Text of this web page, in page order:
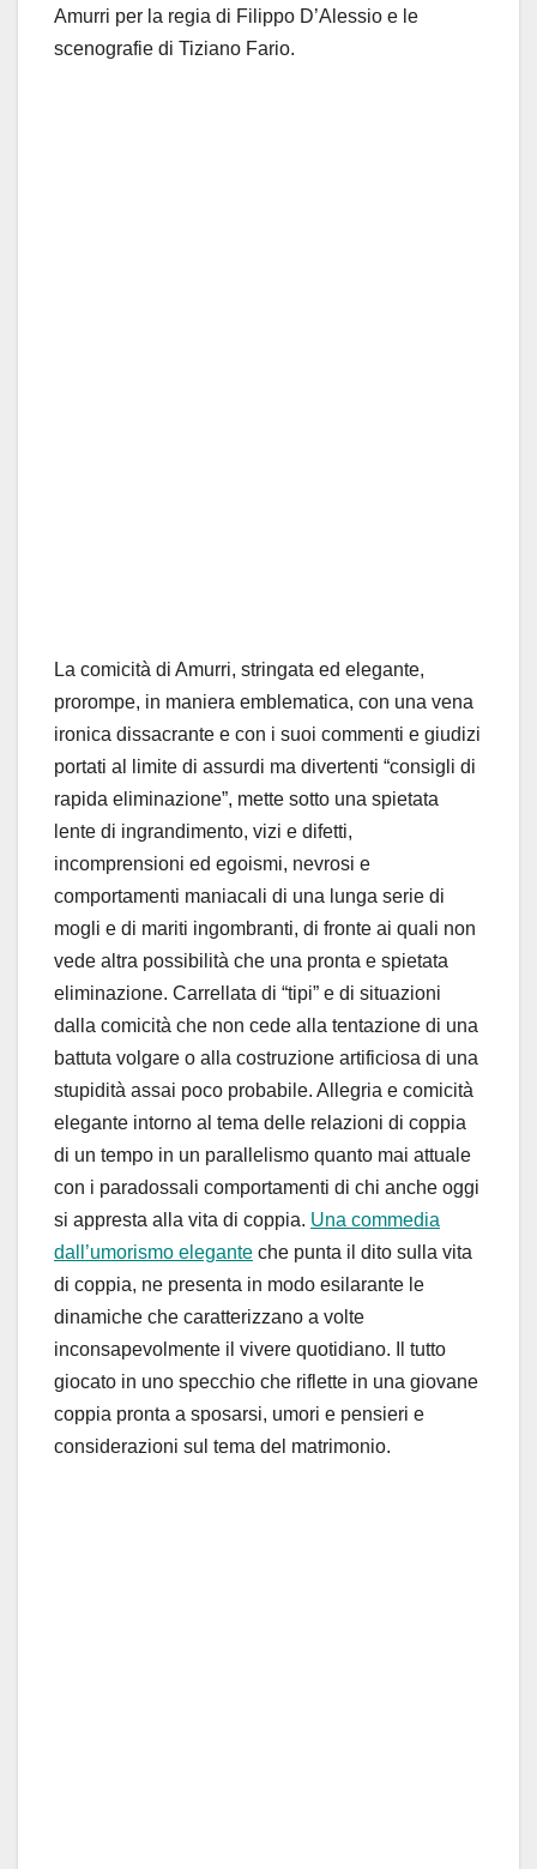
Amurri per la regia di Filippo D’Alessio e le
scenografie di Tiziano Fario.
La comicità di Amurri, stringata ed elegante,
prorompe, in maniera emblematica, con una vena
ironica dissacrante e con i suoi commenti e giudizi
portati al limite di assurdi ma divertenti “consigli di
rapida eliminazione”, mette sotto una spietata
lente di ingrandimento, vizi e difetti,
incomprensioni ed egoismi, nevrosi e
comportamenti maniacali di una lunga serie di
mogli e di mariti ingombranti, di fronte ai quali non
vede altra possibilità che una pronta e spietata
eliminazione. Carrellata di “tipi” e di situazioni
dalla comicità che non cede alla tentazione di una
battuta volgare o alla costruzione artificiosa di una
stupidità assai poco probabile. Allegria e comicità
elegante intorno al tema delle relazioni di coppia
di un tempo in un parallelismo quanto mai attuale
con i paradossali comportamenti di chi anche oggi
si appresta alla vita di coppia. Una commedia
dall’umorismo elegante che punta il dito sulla vita
di coppia, ne presenta in modo esilarante le
dinamiche che caratterizzano a volte
inconsapevolmente il vivere quotidiano. Il tutto
giocato in uno specchio che riflette in una giovane
coppia pronta a sposarsi, umori e pensieri e
considerazioni sul tema del matrimonio.